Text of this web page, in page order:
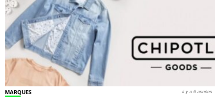
MARQUES il y a 6 années